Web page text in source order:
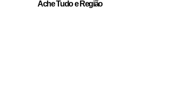
Ache Tudo e Região